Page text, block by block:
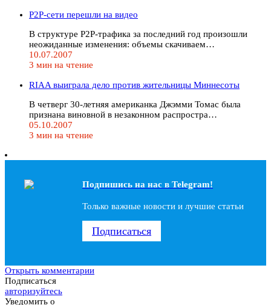
P2P-сети перешли на видео
В структуре P2P-трафика за последний год произошли
неожиданные изменения: объемы скачиваем…
10.07.2007
3 мин на чтение
RIAA выиграла дело против жительницы Миннесоты
В четверг 30-летняя американка Джэмми Томас была
признана виновной в незаконном распростра…
05.10.2007
3 мин на чтение
Подпишись на наc в Telegram!
Только важные новости и лучшие статьи
Подписаться
Открыть комментарии
Подписаться
авторизуйтесь
Уведомить о